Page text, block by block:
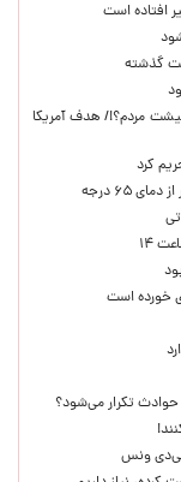
مردم؟!/ هدف آمریکا
۶۵ درجه
۱۴
خورده است